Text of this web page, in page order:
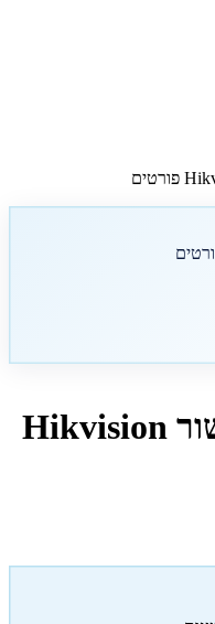
מתג PoE גיגה לשרשור Hikvision